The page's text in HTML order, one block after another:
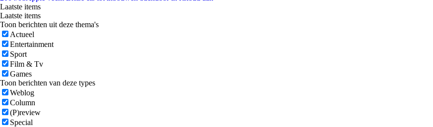
Laatste items
Laatste items
Toon berichten uit deze thema's
Actueel
Entertainment
Sport
Film & Tv
Games
Toon berichten van deze types
Weblog
Column
(P)review
Special